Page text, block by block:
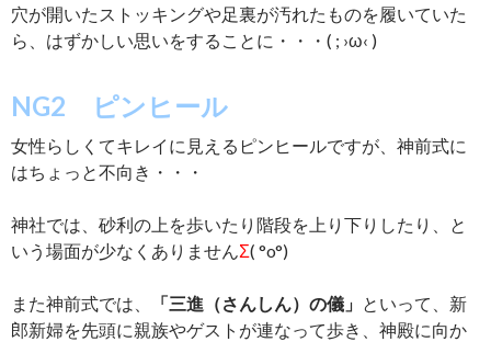
穴が開いたストッキングや足裏が汚れたものを履いていた
ら、はずかしい思いをすることに・・・( ; ›ω‹ )
NG2 ピンヒール
女性らしくてキレイに見えるピンヒールですが、神前式に
はちょっと不向き・・・
神社では、砂利の上を歩いたり階段を上り下りしたり、と
いう場面が少なくありませんΣ( °o°)
また神前式では、 「三進（さんしん）の儀」 といって、新
郎新婦を先頭に親族やゲストが連なって歩き、神殿に向か